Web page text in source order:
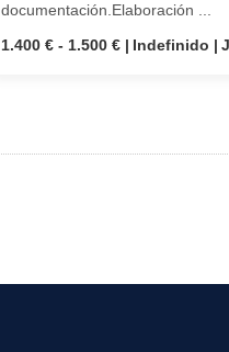
documentación.Elaboración ...
1.400 € - 1.500 €
Indefinido